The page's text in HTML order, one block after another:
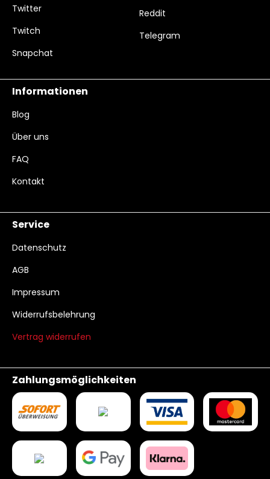
Twitter
Twitch
Snapchat
Reddit
Telegram
Informationen
Blog
Über uns
FAQ
Kontakt
Service
Datenschutz
AGB
Impressum
Widerrufsbelehrung
Vertrag widerrufen
Zahlungsmöglichkeiten